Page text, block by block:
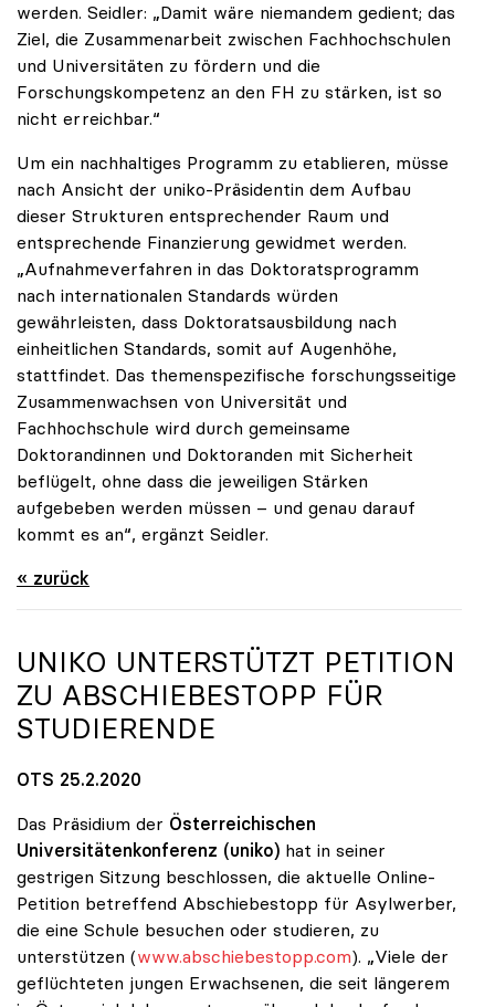
werden. Seidler: „Damit wäre niemandem gedient; das
Ziel, die Zusammenarbeit zwischen Fachhochschulen
und Universitäten zu fördern und die
Forschungskompetenz an den FH zu stärken, ist so
nicht erreichbar.“
Um ein nachhaltiges Programm zu etablieren, müsse
nach Ansicht der uniko-Präsidentin dem Aufbau
dieser Strukturen entsprechender Raum und
entsprechende Finanzierung gewidmet werden.
„Aufnahmeverfahren in das Doktoratsprogramm
nach internationalen Standards würden
gewährleisten, dass Doktoratsausbildung nach
einheitlichen Standards, somit auf Augenhöhe,
stattfindet. Das themenspezifische forschungsseitige
Zusammenwachsen von Universität und
Fachhochschule wird durch gemeinsame
Doktorandinnen und Doktoranden mit Sicherheit
beflügelt, ohne dass die jeweiligen Stärken
aufgebeben werden müssen – und genau darauf
kommt es an“, ergänzt Seidler.
« zurück
UNIKO UNTERSTÜTZT PETITION
ZU ABSCHIEBESTOPP FÜR
STUDIERENDE
OTS 25.2.2020
Das Präsidium der Österreichischen
Universitätenkonferenz (uniko) hat in seiner
gestrigen Sitzung beschlossen, die aktuelle Online-
Petition betreffend Abschiebestopp für Asylwerber,
die eine Schule besuchen oder studieren, zu
unterstützen (www.abschiebestopp.com). „Viele der
geflüchteten jungen Erwachsenen, die seit längerem